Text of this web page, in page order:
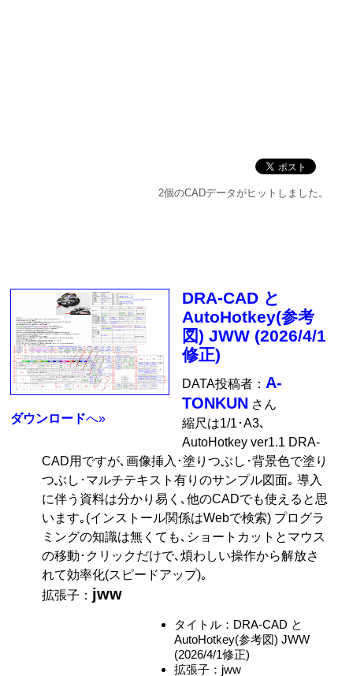
2個のCADデータがヒットしました。
ダウンロードへ»
DRA-CAD と
AutoHotkey(参考
図) JWW (2026/4/1
修正)
DATA投稿者： A-
TONKUN さん
縮尺は1/1･A3､
AutoHotkey ver1.1 DRA-
CAD用ですが､画像挿入･塗りつぶし･背景色で塗り
つぶし･マルチテキスト有りのサンプル図面｡ 導入
に伴う資料は分かり易く､他のCADでも使えると思
います｡(インストール関係はWebで検索) プログラ
ミングの知識は無くても､ショートカットとマウス
の移動･クリックだけで､煩わしい操作から解放さ
れて効率化(スピードアップ)｡
拡張子： jww
タイトル：DRA-CAD と
AutoHotkey(参考図) JWW
(2026/4/1修正)
拡張子：jww